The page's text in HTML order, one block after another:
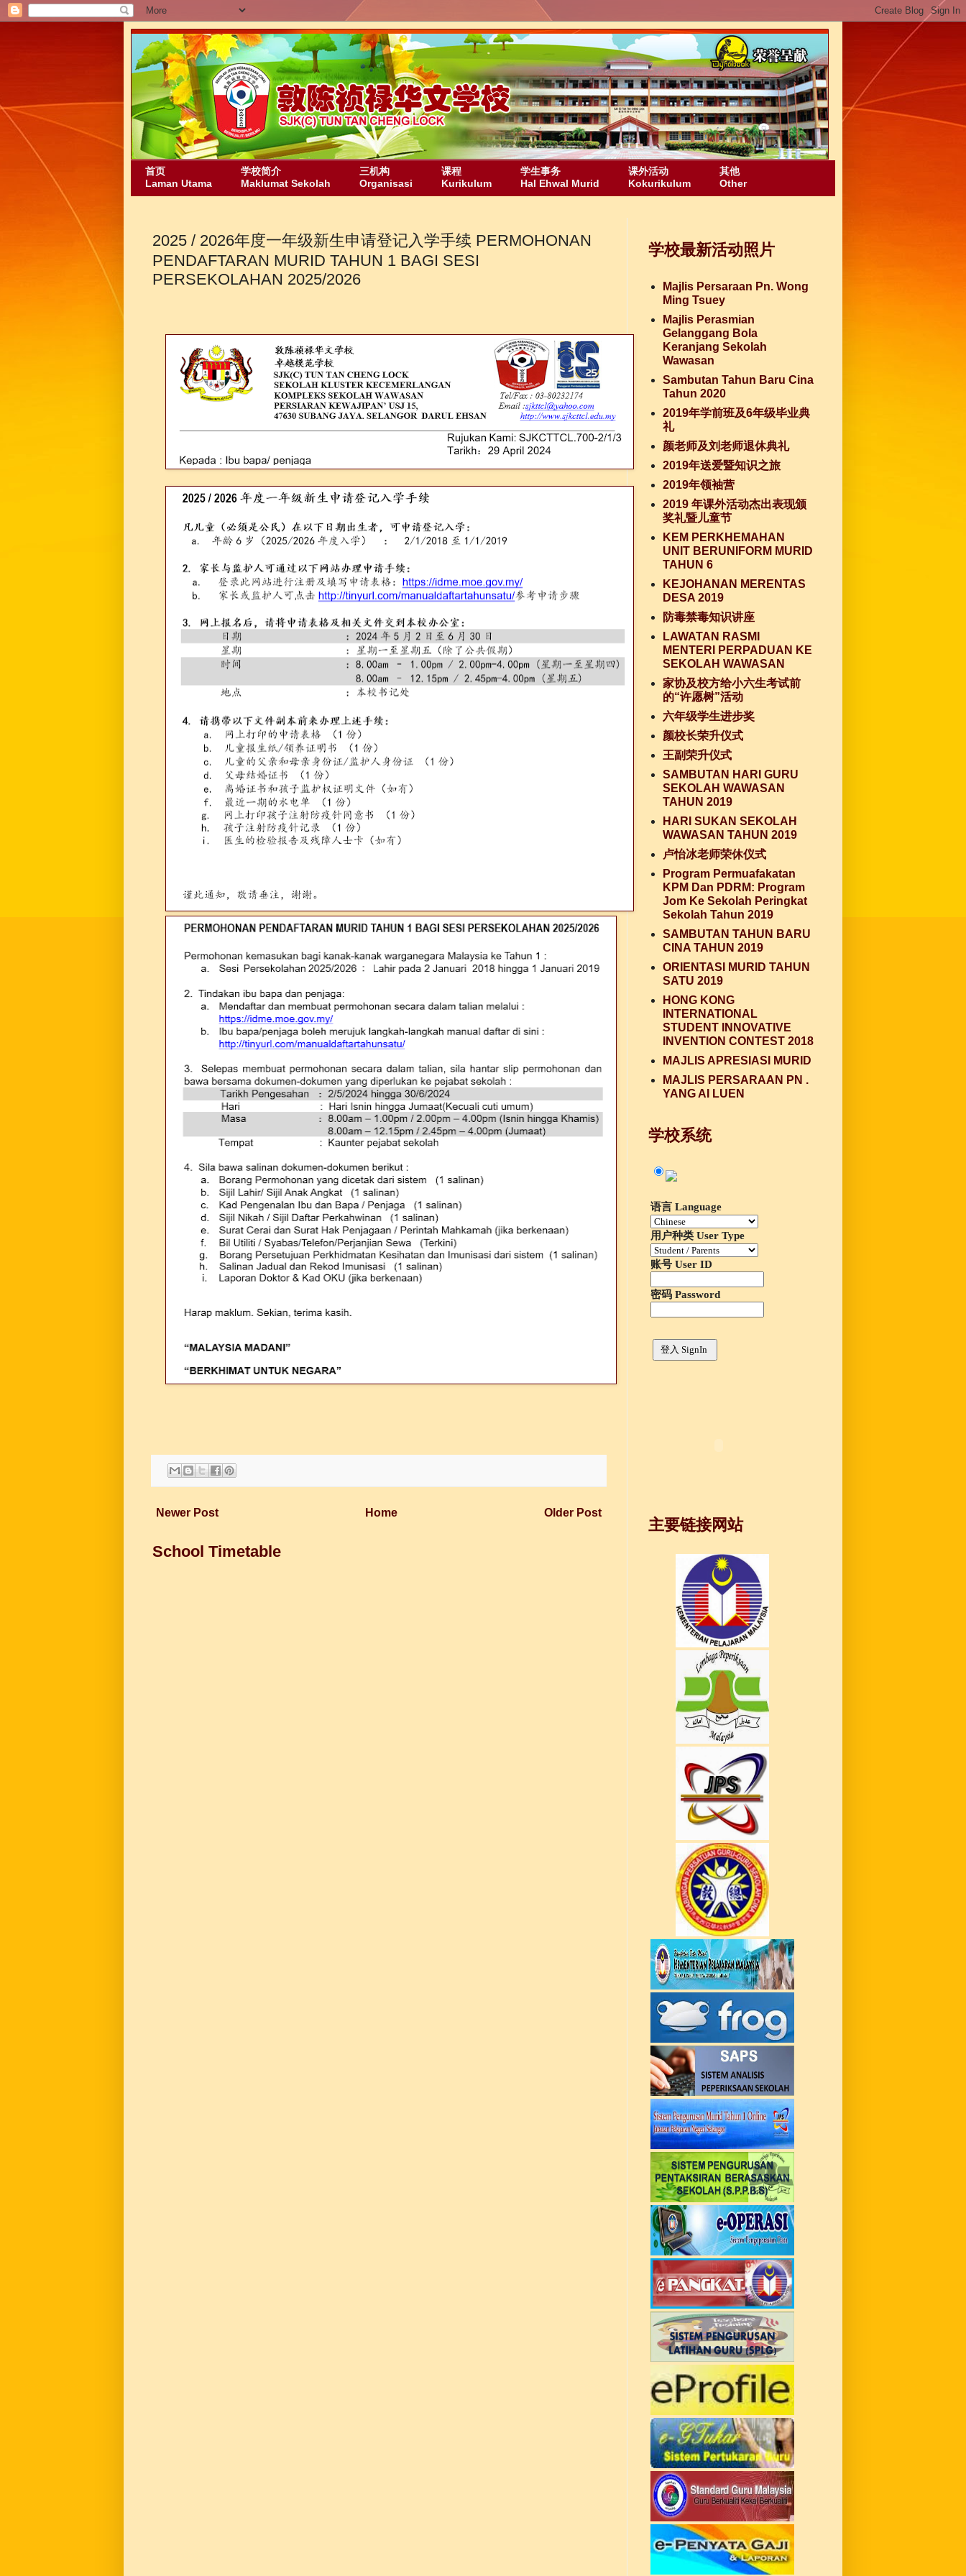
首页
Laman Utama
学校简介
Maklumat Sekolah
三机构
Organisasi
课程
Kurikulum
学生事务
Hal Ehwal Murid
课外活动
Kokurikulum
其他
Other
2025 / 2026年度一年级新生申请登记入学手续 PERMOHONAN
PENDAFTARAN MURID TAHUN 1 BAGI SESI
PERSEKOLAHAN 2025/2026
Newer Post Older Post
Home
School Timetable
学校最新活动照片
Majlis Persaraan Pn. Wong
Ming Tsuey
Majlis Perasmian
Gelanggang Bola
Keranjang Sekolah
Wawasan
Sambutan Tahun Baru Cina
Tahun 2020
2019年学前班及6年级毕业典
礼
颜老师及刘老师退休典礼
2019年送爱暨知识之旅
2019年领袖营
2019 年课外活动杰出表现颁
奖礼暨儿童节
KEM PERKHEMAHAN
UNIT BERUNIFORM MURID
TAHUN 6
KEJOHANAN MERENTAS
DESA 2019
防毒禁毒知识讲座
LAWATAN RASMI
MENTERI PERPADUAN KE
SEKOLAH WAWASAN
家协及校方给小六生考试前
的“许愿树”活动
六年级学生进步奖
颜校长荣升仪式
王副荣升仪式
SAMBUTAN HARI GURU
SEKOLAH WAWASAN
TAHUN 2019
HARI SUKAN SEKOLAH
WAWASAN TAHUN 2019
卢怡冰老师荣休仪式
Program Permuafakatan
KPM Dan PDRM: Program
Jom Ke Sekolah Peringkat
Sekolah Tahun 2019
SAMBUTAN TAHUN BARU
CINA TAHUN 2019
ORIENTASI MURID TAHUN
SATU 2019
HONG KONG
INTERNATIONAL
STUDENT INNOVATIVE
INVENTION CONTEST 2018
MAJLIS APRESIASI MURID
MAJLIS PERSARAAN PN .
YANG AI LUEN
学校系统
语言 Language
用户种类 User Type
账号 User ID
密码 Password
主要链接网站